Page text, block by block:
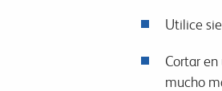
Utilice
Cortar
mucho